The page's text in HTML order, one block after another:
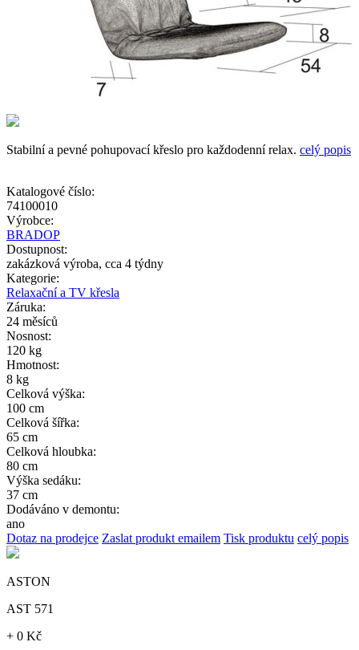
Stabilní a pevné pohupovací křeslo pro každodenní relax. celý popis
Katalogové číslo:
74100010
Výrobce:
BRADOP
Dostupnost:
zakázková výroba, cca 4 týdny
Kategorie:
Relaxační a TV křesla
Záruka:
24 měsíců
Nosnost:
120 kg
Hmotnost:
8 kg
Celková výška:
100 cm
Celková šířka:
65 cm
Celková hloubka:
80 cm
Výška sedáku:
37 cm
Dodáváno v demontu:
ano
Dotaz na prodejce Zaslat produkt emailem Tisk produktu celý popis
ASTON
AST 571
+ 0 Kč